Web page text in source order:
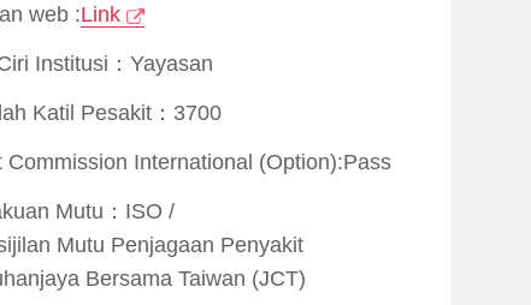
web :Link
Institusi：Yayasan
Katil Pesakit：3700
Commission International (Option):Pass
Mutu： ISO /
Mutu Penjagaan Penyakit
Bersama Taiwan (JCT)